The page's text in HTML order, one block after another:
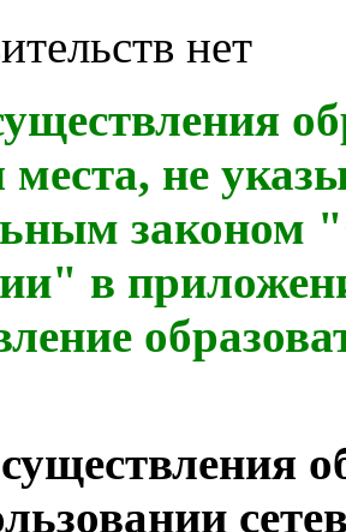
нет
не
законом
в